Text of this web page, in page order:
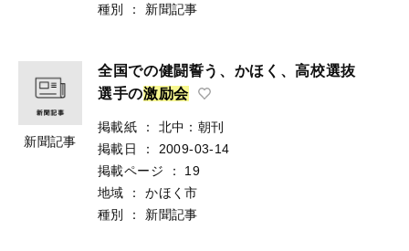
種別
： 新聞記事
新聞記事
全国での健闘誓う、かほく、高校選抜
選手の激励会
掲載紙 ：
北中：朝刊
掲載日
：
2009-03-14
掲載ページ
：
19
地域
：
かほく市
種別
： 新聞記事